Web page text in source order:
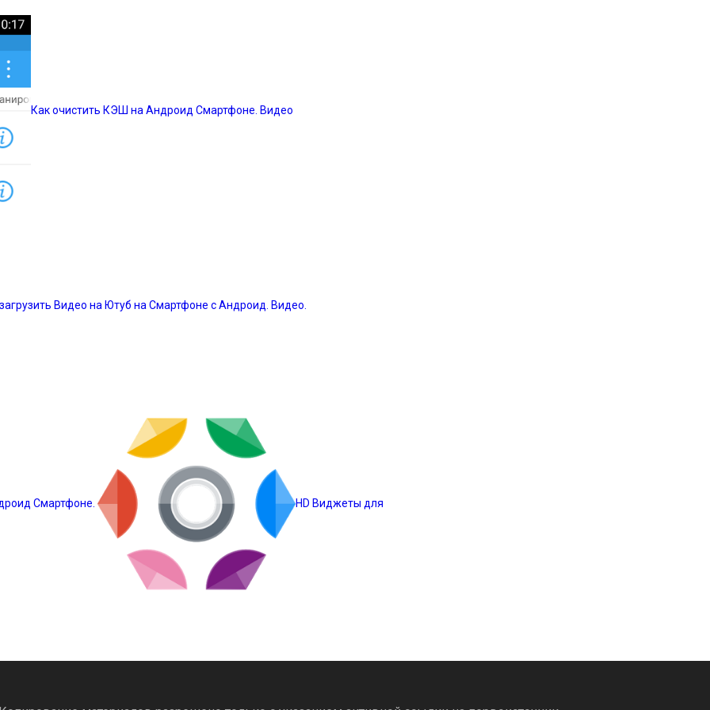
Как очистить КЭШ на Андроид Смартфоне. Видео
Видео на Ютуб на Смартфоне с Андроид. Видео.
Смартфоне. HD Виджеты для